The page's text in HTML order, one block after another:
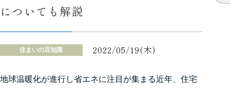
についても解説
住まいの豆知識 2022/05/19(木)
地球温暖化が進行し省エネに注目が集まる近年、住宅